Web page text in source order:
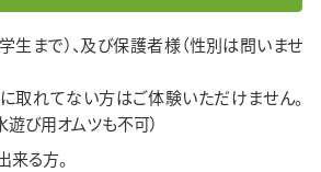
生まで）、及び保護者様（性別は問いませ
取れてない方はご体験いただけません。
遊び用オムツも不可）
る方。